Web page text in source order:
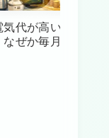
気代が高い家庭の
なぜか毎月高い…